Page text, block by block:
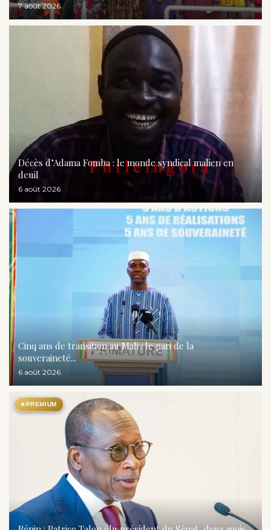
7 août 2026
Décès d’Adama Fomba : le monde syndical malien en
deuil
6 août 2026
Cinq ans de transition au Mali : le pari de la
souveraineté...
6 août 2026
★PREMIUM